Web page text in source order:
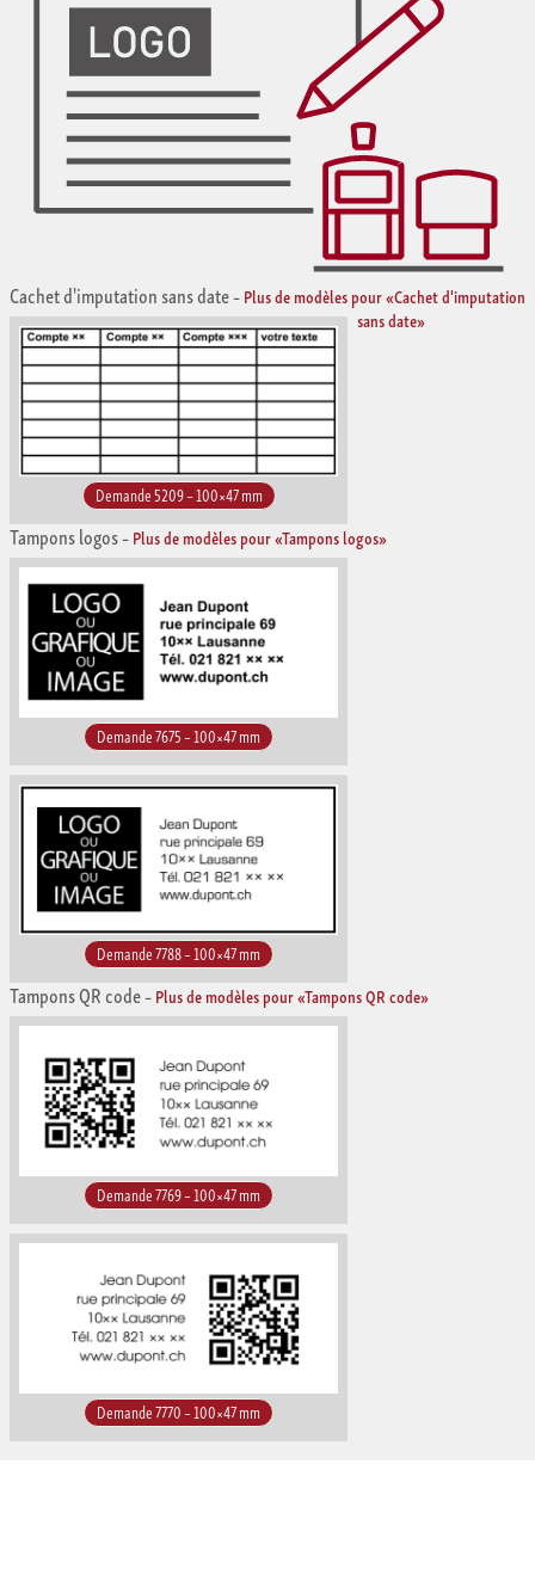
Cachet d'imputation sans date–Plus de modèles pour «Cachet d'imputation
sans date»
Demande 5209 – 100×47 mm
Tampons logos–Plus de modèles pour «Tampons logos»
Demande 7675 – 100×47 mm
Demande 7788 – 100×47 mm
Tampons QR code–Plus de modèles pour «Tampons QR code»
Demande 7769 – 100×47 mm
Demande 7770 – 100×47 mm